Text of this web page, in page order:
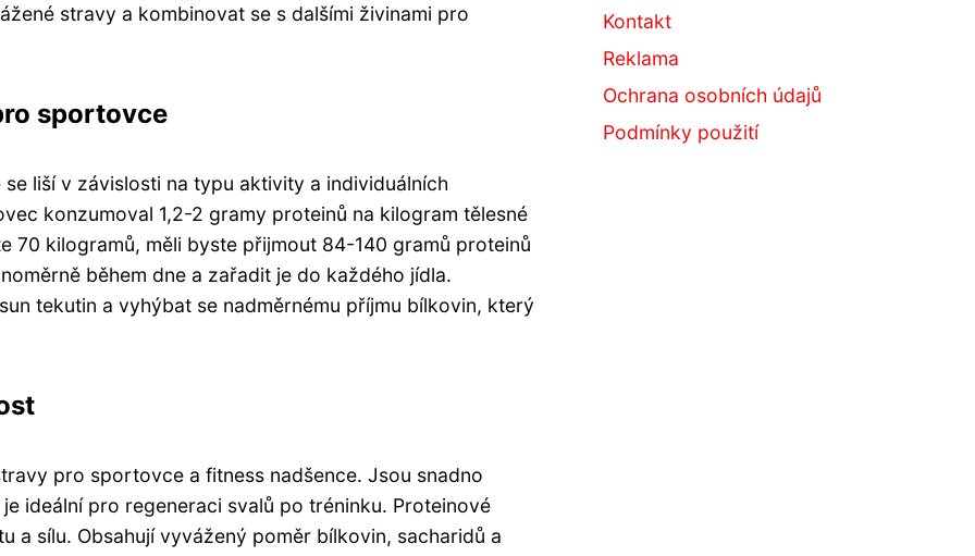
stravy a kombinovat se s dalšími živinami pro
sportovce
liší v závislosti na typu aktivity a individuálních
konzumoval 1,2-2 gramy proteinů na kilogram tělesné
70 kilogramů, měli byste přijmout 84-140 gramů proteinů
během dne a zařadit je do každého jídla.
tekutin a vyhýbat se nadměrnému příjmu bílkovin, který
pro sportovce a fitness nadšence. Jsou snadno
ideální pro regeneraci svalů po tréninku. Proteinové
a sílu. Obsahují vyvážený poměr bílkovin, sacharidů a
Kontakt
Reklama
Ochrana osobních údajů
Podmínky použití